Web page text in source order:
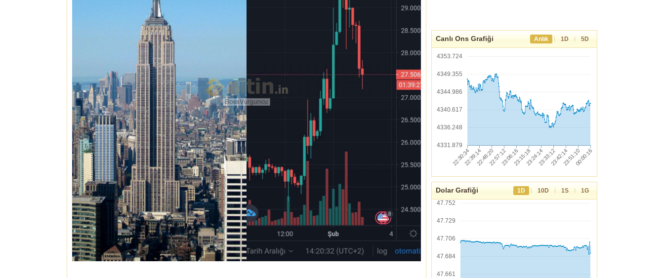
Canlı Ons Grafiği Anlık | 1D | 5D
4353.724
4349.355
4344.986
4340.617
4336.248
4331.879
Dolar Grafiği 1D | 10D | 1S |
1G
47.752
47.729
47.706
47.684
47.661